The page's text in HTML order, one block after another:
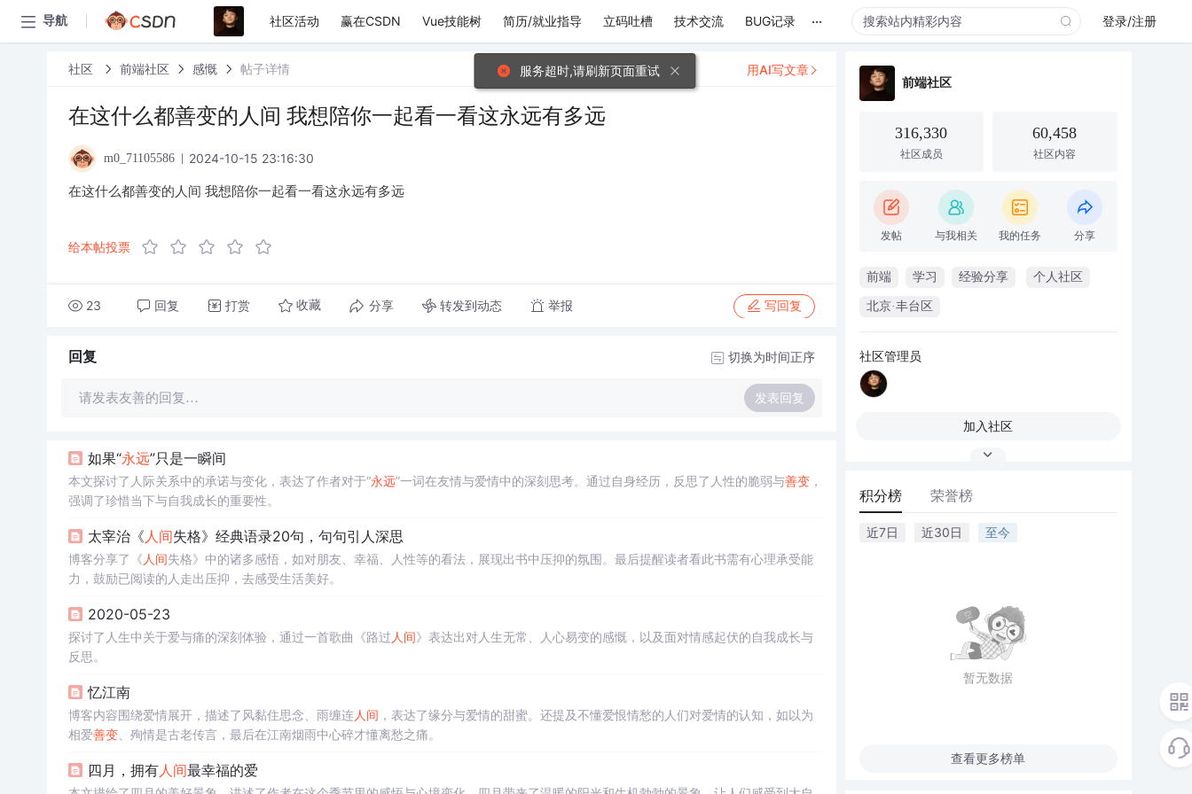
导航 社区活动 赢在CSDN Vue技能树 简历/就业指导 立码吐槽 技术交流 BUG记录 ... 登录/注册
社区 前端社区 感慨 帖子详情
在这什么都善变的人间 我想陪你一起看一看这永远有多远
m0_71105586 2024-10-15 23:16:30
在这什么都善变的人间 我想陪你一起看一看这永远有多远
给本帖投票
23 回复 打赏 收藏 分享 转发到动态 举报 写回复
用AI写文章
回复 切换为时间正序
请发表友善的回复… 发表回复
如果“永远”只是一瞬间
本文探讨了人际关系中的承诺与变化，表达了作者对于“永远”一词在友情与爱情中的深刻思考。通过自身经历，反思了人性的脆弱与善变，
强调了珍惜当下与自我成长的重要性。
太宰治《人间失格》经典语录20句，句句引人深思
博客分享了《 人间失格》中的诸多感悟，如对朋友、幸福、人性等的看法，展现出书中压抑的氛围。最后提醒读者看此书需有心理承受能
力，鼓励已阅读的人走出压抑，去感受生活美好。
2020-05-23
探讨了人生中关于爱与痛的深刻体验，通过一首歌曲《路过 人间》表达出对人生无常、人心易变的感慨，以及面对情感起伏的自我成长与
反思。
忆江南
博客内容围绕爱情展开，描述了风黏住思念、雨缠连人间 ，表达了缘分与爱情的甜蜜。还提及不懂爱恨情愁的人们对爱情的认知，如以为
相爱善变、殉情是古老传言，最后在江南烟雨中心碎才懂离愁之痛。
四月，拥有人间最幸福的爱
前端社区
316,330
社区成员
60,458
社区内容
发帖 与我相关 我的任务 分享
前端 学习 经验分享 个人社区
北京·丰台区
社区管理员
加入社区
积分榜 荣誉榜
近7日 近30日 至今
暂无数据
查看更多榜单
服务超时,请刷新页面重试